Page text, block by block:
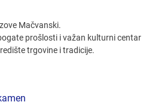
Mačvanski.
prošlosti i važan kulturni centar
trgovine i tradicije.